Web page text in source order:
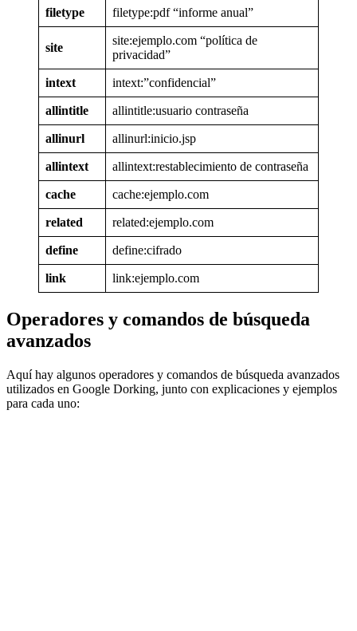
filetype filetype:pdf “informe anual”
site
site:ejemplo.com “política de
privacidad”
intext intext:”confidencial”
allintitle allintitle:usuario contraseña
allinurl allinurl:inicio.jsp
allintext allintext:restablecimiento de contraseña
cache cache:ejemplo.com
related related:ejemplo.com
define define:cifrado
link link:ejemplo.com
Operadores y comandos de búsqueda
avanzados
Aquí hay algunos operadores y comandos de búsqueda avanzados
utilizados en Google Dorking, junto con explicaciones y ejemplos
para cada uno: